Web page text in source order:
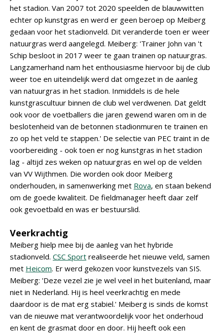
het stadion. Van 2007 tot 2020 speelden de blauwwitten
echter op kunstgras en werd er geen beroep op Meiberg
gedaan voor het stadionveld. Dit veranderde toen er weer
natuurgras werd aangelegd. Meiberg: 'Trainer John van 't
Schip besloot in 2017 weer te gaan trainen op natuurgras.
Langzamerhand nam het enthousiasme hiervoor bij de club
weer toe en uiteindelijk werd dat omgezet in de aanleg
van natuurgras in het stadion. Inmiddels is de hele
kunstgrascultuur binnen de club wel verdwenen. Dat geldt
ook voor de voetballers die jaren gewend waren om in de
beslotenheid van de betonnen stadionmuren te trainen en
zo op het veld te stappen.' De selectie van PEC traint in de
voorbereiding - ook toen er nog kunstgras in het stadion
lag - altijd zes weken op natuurgras en wel op de velden
van VV Wijthmen. Die worden ook door Meiberg
onderhouden, in samenwerking met Rova, en staan bekend
om de goede kwaliteit. De fieldmanager heeft daar zelf
ook gevoetbald en was er bestuurslid.
Veerkrachtig
Meiberg hielp mee bij de aanleg van het hybride
stadionveld. CSC Sport realiseerde het nieuwe veld, samen
met Heicom. Er werd gekozen voor kunstvezels van SIS.
Meiberg: 'Deze vezel zie je wel veel in het buitenland, maar
niet in Nederland. Hij is heel veerkrachtig en mede
daardoor is de mat erg stabiel.' Meiberg is sinds de komst
van de nieuwe mat verantwoordelijk voor het onderhoud
en kent de grasmat door en door. Hij heeft ook een